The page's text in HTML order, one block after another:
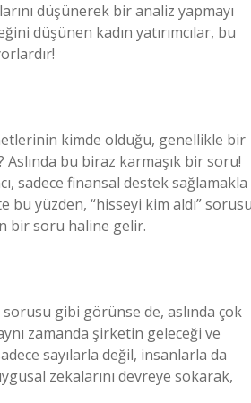
düşünerek bir analiz yapmayı
düşünen kadın yatırımcılar, bu
kimde olduğu, genellikle bir
bu biraz karmaşık bir soru!
sadece finansal destek sağlamakla
yüzden, “hisseyi kim aldı”
bir soru haline gelir.
gibi görünse de, aslında çok
zamanda şirketin geleceği ve
sayılarla değil, insanlarla da
zekalarını devreye sokarak,